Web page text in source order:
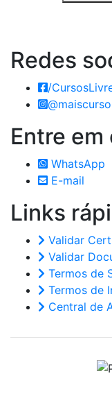
Redes
/
Entre em
WhatsApp
E-mail
Links
Validar
Validar
Termos de
Termos de
Central de